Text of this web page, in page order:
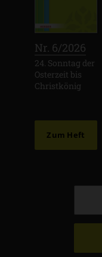
Nr. 6/2026
24. Sonntag der
Osterzeit bis
Christkönig
Zum Heft